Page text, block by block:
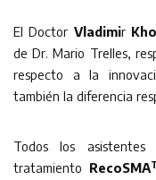
El Doctor Vladimir
de Dr. Mario Trelles,
respecto a la
también la diferencia
Todos los asistentes
tratamiento RecoSMA